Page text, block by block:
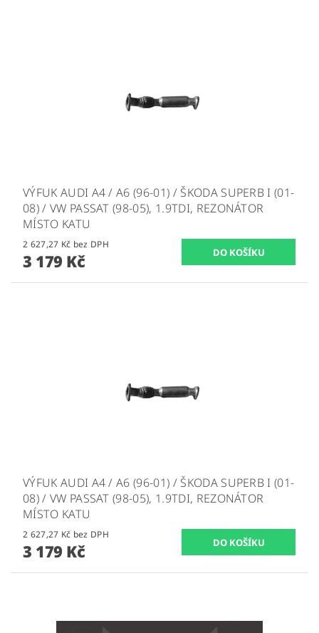
VÝFUK AUDI A4 / A6 (96-01) / ŠKODA SUPERB I (01-
08) / VW PASSAT (98-05), 1.9TDI, REZONÁTOR
MÍSTO KATU
2 627,27 Kč bez DPH
3 179 Kč
VÝFUK AUDI A4 / A6 (96-01) / ŠKODA SUPERB I (01-
08) / VW PASSAT (98-05), 1.9TDI, REZONÁTOR
MÍSTO KATU
2 627,27 Kč bez DPH
3 179 Kč